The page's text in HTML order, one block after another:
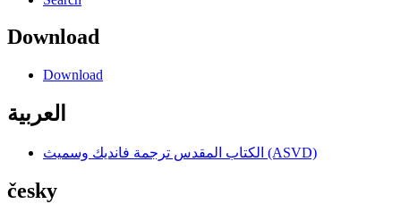
Download
Download
العربية
الكتاب المقدس ترجمة فانديك وسميث (ASVD)
česky